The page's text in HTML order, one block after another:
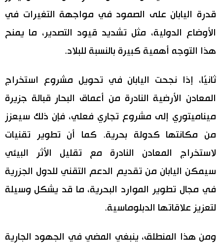
قدرة اليابان على الصمود في مواجهة التغيرات في
الأوضاع الدولية، مثل تشديد قيود التصدير، ما يمنح
هذا التوجه أهمية كبيرة بالنسبة للبلاد.
ثانيًا، إذا نجحت اليابان في تحويل مشروع استخراج
المعادن الأرضية النادرة من أعماق البحار قبالة جزيرة
ميناميتوري إلى مشروع تجاري فعلي، فإن ذلك سيعزز
من مكانتها كدولة بحرية. كما أن تطوير تقنيات
لاستخراج المعادن النادرة مع تقليل الأثر البيئي
سيمكن اليابان من تقديم الدعم التقني للدول الجزرية
في مجال تطوير الموارد البحرية، ما قد يشكل وسيلة
لتعزيز علاقاتها الدبلوماسية.
ومن هذا المنطلق، ينبغي المضي في الجهود الجارية